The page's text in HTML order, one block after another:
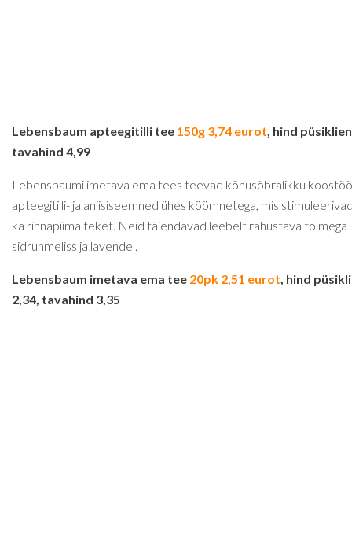
Lebensbaum apteegitilli tee 150g 3,74 eurot, hind
tavahind 4,99
Lebensbaumi imetava ema tees teevad kõhusõbralikku
apteegitilli- ja aniisiseemned ühes köömnetega, mis
ka rinnapiima teket. Neid täiendavad leebelt rahustava toimega
sidrunmeliss ja lavendel.
Lebensbaum imetava ema tee 20pk 2,51 eurot, hind
2,34, tavahind 3,35